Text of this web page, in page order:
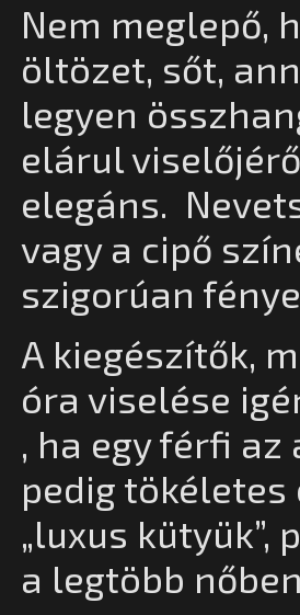
Nem meglepő,
öltözet, sőt,
legyen
elárul
elegáns.
vagy a cipő
szigorúan
A kiegészítők,
óra viselése
, ha egy férfi
pedig
„luxus
a legtöbb